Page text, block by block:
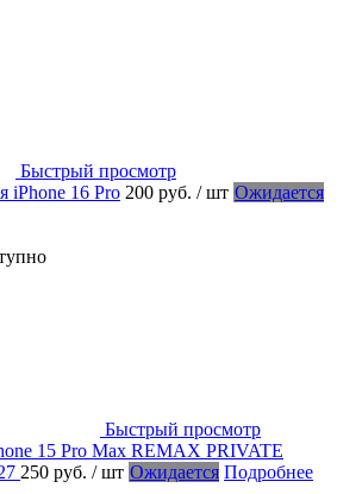
Быстрый просмотр
iPhone 16 Pro 200 руб. / шт Ожидается
Быстрый просмотр
15 Pro Max REMAX PRIVATE
250 руб. / шт Ожидается Подробнее